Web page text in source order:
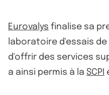
Eurovalys finalise sa
laboratoire d'essais
d'offrir des services
a ainsi permis à la SCPI